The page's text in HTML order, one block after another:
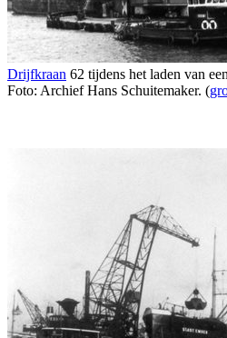
Drijfkraan 62 tijdens het laden van een
Foto: Archief Hans Schuitemaker. (